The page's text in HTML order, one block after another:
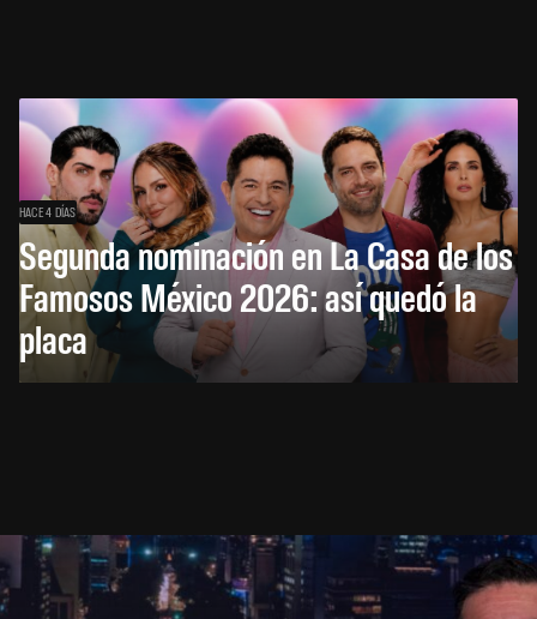
HACE 4 DÍAS
Segunda nominación en La Casa de los
Famosos México 2026: así quedó la
placa